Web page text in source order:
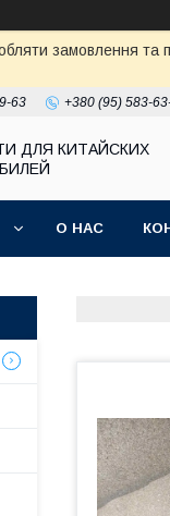
замовлення та
63 +380 (95) 583-
ДЛЯ КИТАЙСКИХ
О НАС